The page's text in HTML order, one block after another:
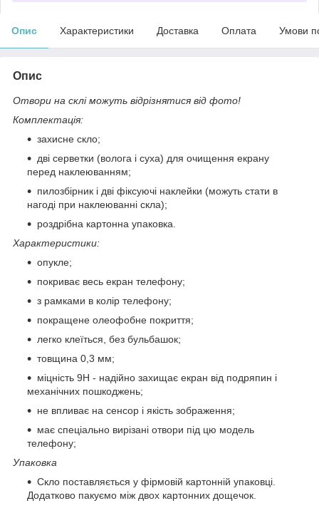
Опис Характеристики Доставка Оплата Умови
Опис
Отвори на склі можуть відрізнятися від фото!
Комплектація:
захисне скло;
дві серветки (волога і суха) для очищення екрану
перед наклеюванням;
пилозбірник і дві фіксуючі наклейки (можуть стати в
нагоді при наклеюванні скла);
роздрібна картонна упаковка.
Характеристики:
опукле;
покриває весь екран телефону;
з рамками в колір телефону;
покращене олеофобне покриття;
легко клеїться, без бульбашок;
товщина 0,3 мм;
міцність 9Н - надійно захищає екран від подряпин і
механічних пошкоджень;
не впливає на сенсор і якість зображення;
має спеціально вирізані отвори під цю модель
телефону;
Упаковка
Скло поставляється у фірмовій картонній упаковці.
Додатково пакуємо між двох картонних дощечок.